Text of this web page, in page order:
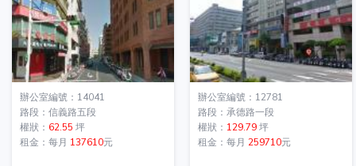
辦公室編號：14041
路段：信義路五段
權狀： 62.55 坪
租金：每月 137610元
辦公室編號：12781
路段：承德路一段
權狀： 129.79坪
租金：每月 259710元